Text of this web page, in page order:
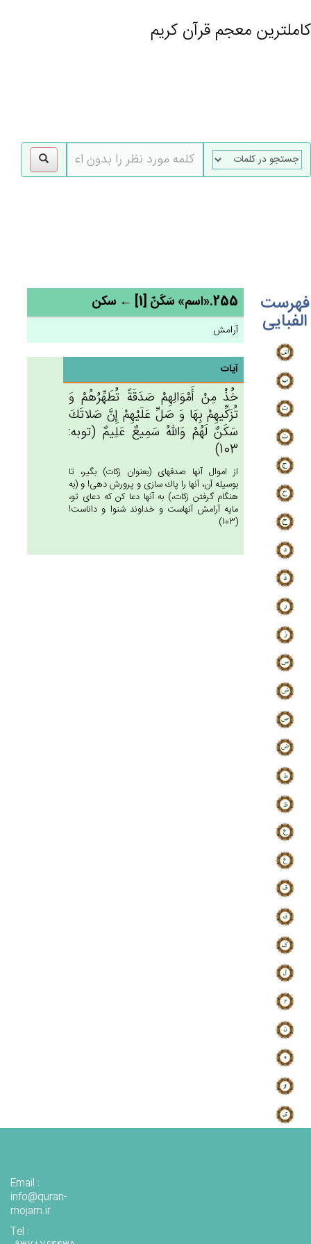
کاملترین معجم قرآن کریم
فهرست
الفبایی
255.«اسم» سَكَن‌ٌ [1] ← سکن
آرامش
آیات
خُذْ مِن‌ْ أَمْوَالِهِم‌ْ صَدَقَة‌ً تُطَهِّرُهُم‌ْ وَ
تُزَكِّيهِمْ‌ بِهَا وَ صَل‌ِّ عَلَيْهِم‌ْ إِن‌َّ صَلاتَك‌َ
سَكَن‌ٌ لَهُم‌ْ وَالله‌ُ سَمِيع‌ٌ عَلِيم‌ٌ (توبه:
103)
از اموال آنها صدقه‏اى (بعنوان زكات) بگير، تا
بوسيله آن، آنها را پاك سازى و پرورش دهى! و (به
هنگام گرفتن زكات،) به آنها دعا كن كه دعاى تو،
مايه آرامش آنهاست و خداوند شنوا و داناست!
(103)
Email :
info@quran-
mojam.ir
Tel :